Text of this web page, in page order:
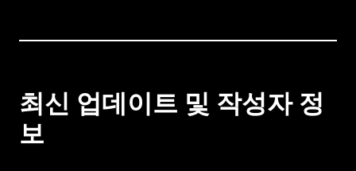
최신 업데이트 및 작성자 정
보